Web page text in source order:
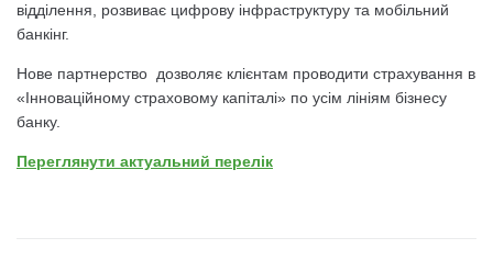
відділення, розвиває цифрову інфраструктуру та мобільний
банкінг.
Нове партнерство дозволяє клієнтам проводити страхування в
«Інноваційному страховому капіталі» по усім лініям бізнесу
банку.
Переглянути актуальний перелік